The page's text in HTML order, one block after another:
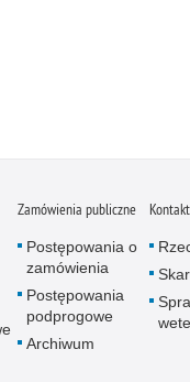
Zamówienia publiczne
Postępowania o
zamówienia
Postępowania
podprogowe
Archiwum
Kontakt